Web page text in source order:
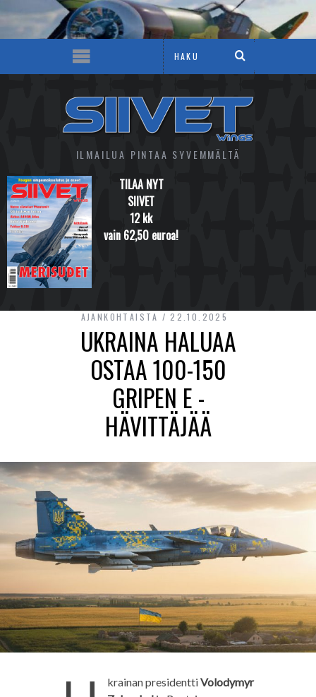
ILMAILUA PINTAA SYVEMMÄLTÄ
TILAA NYT
SIIVET
12 kk
vain 62,50 euroa!
AJANKOHTAISTA 22.10.2025
UKRAINA HALUAA
OSTAA 100-150
GRIPEN E -
HÄVITTÄJÄÄ
krainan presidenttiVolodymyr